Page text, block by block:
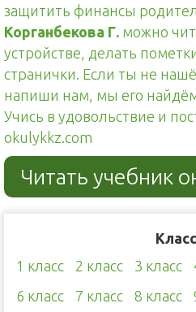
защитить финансы
Корганбекова Г. можно
устройстве, делать
странички. Если ты не
напиши нам, мы его
Учись в удовольствие и
okulykkz.com
Читать учебник
1 класс
2 класс 3 класс
6 класс
7 класс 8 класс